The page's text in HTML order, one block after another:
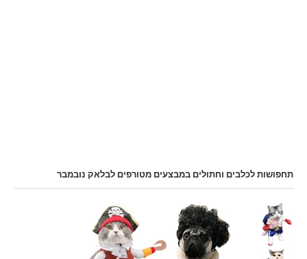
תחפושות לכלבים וחתולים במבצעים מטורפים לבלאק נובמבר